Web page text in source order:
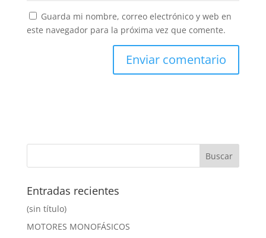
Guarda mi nombre, correo electrónico y web en
este navegador para la próxima vez que comente.
Entradas recientes
(sin título)
MOTORES MONOFÁSICOS